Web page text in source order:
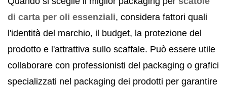
di carta per oli essenziali, considera fattori quali
l'identità del marchio, il budget, la protezione del
prodotto e l'attrattiva sullo scaffale. Può essere utile
collaborare con professionisti del packaging o grafici
specializzati nel packaging dei prodotti per garantire